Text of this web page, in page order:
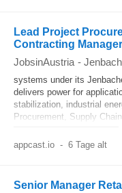
Lead Project
Contracting
JobsinAustria - Jenbach
systems under its
delivers power for
stabilization, industrial
Procurement, Supply
appcast.io - 6 Tage alt
Senior Manager